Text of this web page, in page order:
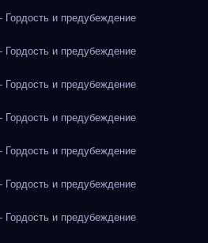
и предубеждение
и предубеждение
и предубеждение
и предубеждение
и предубеждение
и предубеждение
и предубеждение